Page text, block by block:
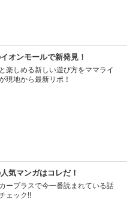
オンモールで新発見！
楽しめる新しい遊び方をママライ
現地から最新リポ！
気マンガはコレだ！
ープラスで今一番読まれている話
ェック!!